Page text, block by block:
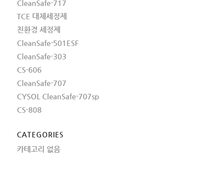
CleanSafe-717
TCE 대체세정제
친환경 세정제
CleanSafe-501ESF
CleanSafe-303
CS-606
CleanSafe-707
CYSOL CleanSafe-707sp
CS-808
CATEGORIES
카테고리 없음